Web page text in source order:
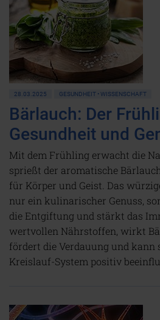
28.03.2025 GESUNDHEIT • WISSENSCHAFT
Bärlauch: Der
Gesundheit und
Mit dem Frühling erwacht die
sprießt der aromatische
für Körper und Geist. Das
nur ein kulinarischer Genuss,
die Entgiftung und stärkt das
wertvollen Nährstoffen, wirkt
fördert die Verdauung und kann
Kreislauf-System positiv